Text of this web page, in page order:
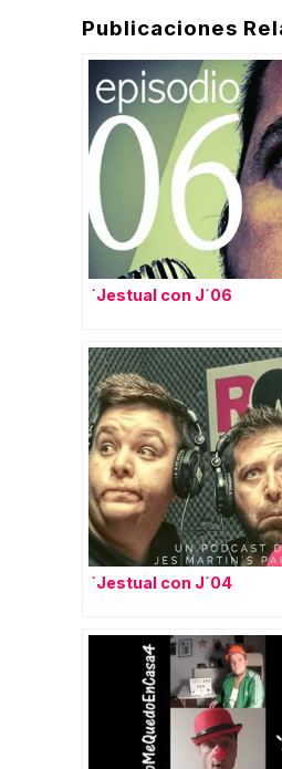
Publicaciones
`Jestual con J´06
`Jestual con J´04